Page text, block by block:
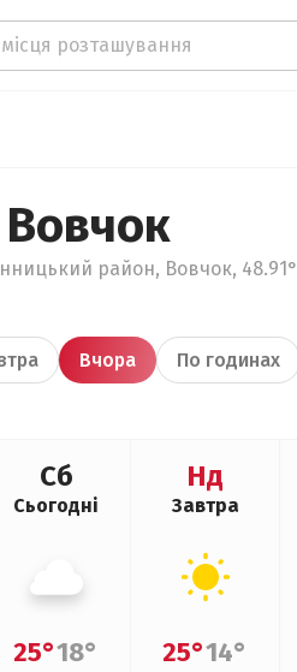
район, Вовчок,
Вчора По годинах
Сб
Сьогодні
25°18°
Нд
Завтра
25°14°